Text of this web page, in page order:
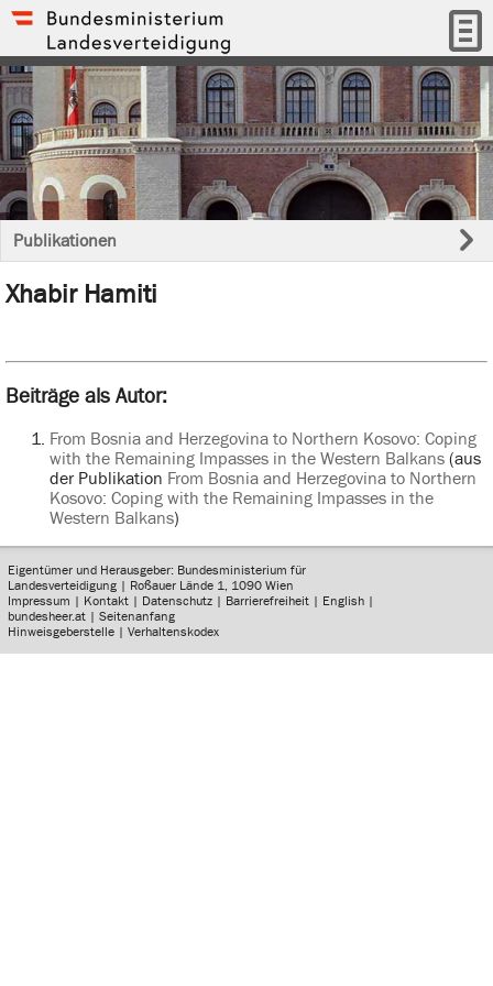
Publikationen
Xhabir Hamiti
Beiträge als Autor:
From Bosnia and Herzegovina to Northern Kosovo: Coping
with the Remaining Impasses in the Western Balkans(aus
der Publikation From Bosnia and Herzegovina to Northern
Kosovo: Coping with the Remaining Impasses in the
Western Balkans)
Eigentümer und Herausgeber: Bundesministerium für
Landesverteidigung | Roßauer Lände 1, 1090 Wien
Impressum | Kontakt | Datenschutz | Barrierefreiheit | English |
bundesheer.at |Seitenanfang
Hinweisgeberstelle |Verhaltenskodex